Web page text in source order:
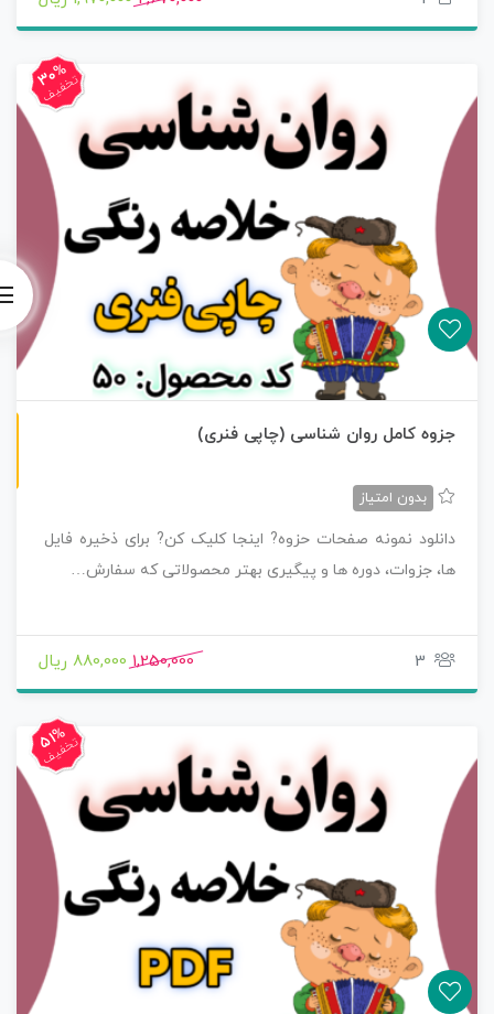
30%
تخفیف
جزوه کامل روان شناسی (چاپی فنری)
بدون امتیاز
دانلود نمونه صفحات حزوه? اینجا کلیک کن? برای ذخیره فایل
ها، جزوات، دوره ها و پیگیری بهتر محصولاتی که سفارش…
3
1,250,000 880,000 ریال
51%
تخفیف